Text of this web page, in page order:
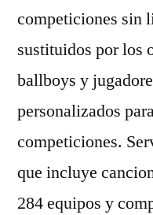
competiciones sin
sustituidos por los
ballboys y
personalizados
competiciones.
que incluye
284 equipos y